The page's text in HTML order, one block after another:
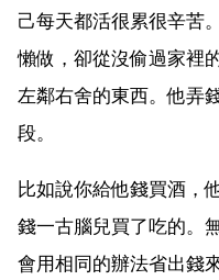
己每天都活很累很辛苦
懶做，卻從沒偷過家裡
左鄰右舍的東西。他弄
段。
比如說你給他錢買酒，
錢一古腦兒買了吃的。
會用相同的辦法省出錢